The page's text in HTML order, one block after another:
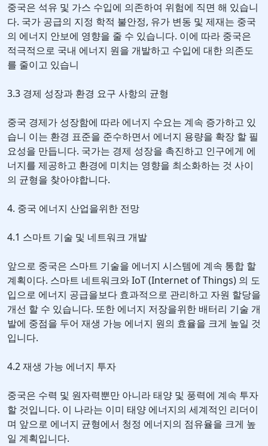
중국은 석유 및 가스 수입에 의존하여 위험에 직면 해 있습니
다. 국가 공급의 지정 학적 불안정, 유가 변동 및 제재는 중국
의 에너지 안보에 영향을 줄 수 있습니다. 이에 따라 중국은
적극적으로 국내 에너지 원을 개발하고 수입에 대한 의존도
를 줄이고 있습니
3.3 경제 성장과 환경 요구 사항의 균형
중국 경제가 성장함에 따라 에너지 수요는 계속 증가하고 있
습니 이는 환경 표준을 준수하면서 에너지 용량을 확장 할 필
요성을 만듭니다. 국가는 경제 성장을 촉진하고 인구에게 에
너지를 제공하고 환경에 미치는 영향을 최소화하는 것 사이
의 균형을 찾아야합니다.
4. 중국 에너지 산업을위한 전망
4.1 스마트 기술 및 네트워크 개발
앞으로 중국은 스마트 기술을 에너지 시스템에 계속 통합 할
계획이다. 스마트 네트워크와 IoT (Internet of Things) 의 도
입으로 에너지 공급을보다 효과적으로 관리하고 자원 할당을
개선 할 수 있습니다. 또한 에너지 저장을위한 배터리 기술 개
발에 중점을 두어 재생 가능 에너지 원의 효율을 크게 높일 것
입니다.
4.2 재생 가능 에너지 투자
중국은 수력 및 원자력뿐만 아니라 태양 및 풍력에 계속 투자
할 것입니다. 이 나라는 이미 태양 에너지의 세계적인 리더이
며 앞으로 에너지 균형에서 청정 에너지의 점유율을 크게 높
일 계획입니다.